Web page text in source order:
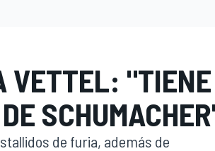
VETTEL:
de furia, además de